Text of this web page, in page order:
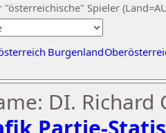
"österreichische" Spieler
Burgenland
DI. Richard